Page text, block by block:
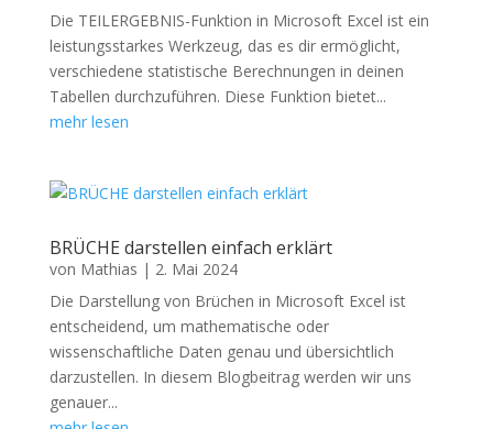
Die TEILERGEBNIS-Funktion in Microsoft Excel ist ein
leistungsstarkes Werkzeug, das es dir ermöglicht,
verschiedene statistische Berechnungen in deinen
Tabellen durchzuführen. Diese Funktion bietet...
mehr lesen
BRÜCHE darstellen einfach erklärt
von Mathias | 2. Mai 2024
Die Darstellung von Brüchen in Microsoft Excel ist
entscheidend, um mathematische oder
wissenschaftliche Daten genau und übersichtlich
darzustellen. In diesem Blogbeitrag werden wir uns
genauer...